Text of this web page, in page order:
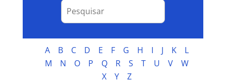
A B C D E F G H I J K
L
M
N O P Q R S T U V
W
X
Y Z